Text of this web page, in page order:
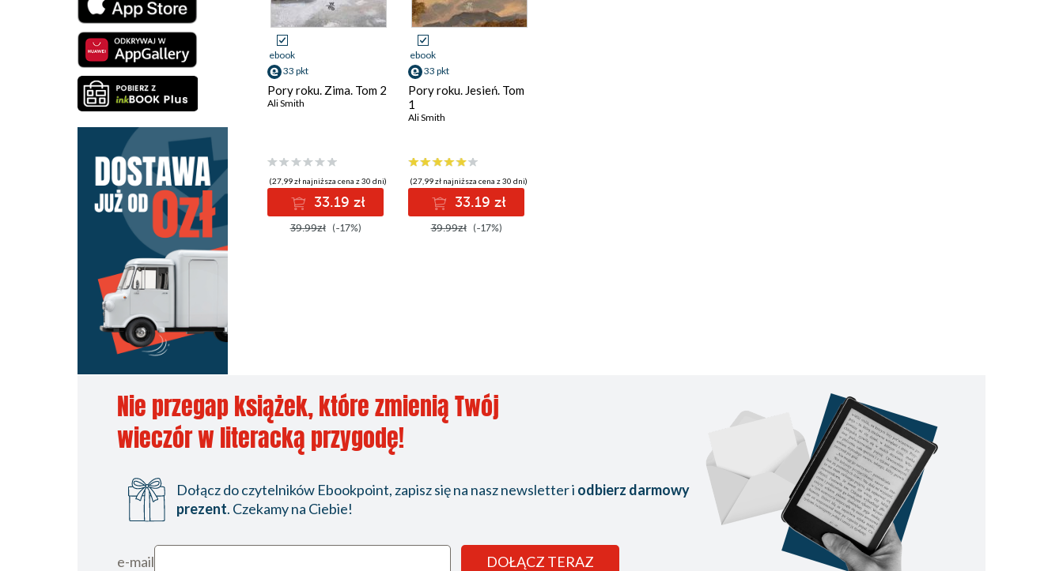
ebook
33 pkt
Pory roku. Zima. Tom 2
Ali Smith
(27,99 zł najniższa cena z 30 dni)
33.19 zł
39.99zł (-17%)
ebook
33 pkt
Pory roku. Jesień. Tom
1
Ali Smith
(27,99 zł najniższa cena z 30 dni)
33.19 zł
39.99zł (-17%)
Nie przegap książek, które zmienią Twój
wieczór w literacką przygodę!
Dołącz do czytelników Ebookpoint, zapisz się na nasz newsletter i odbierz darmowy
prezent. Czekamy na Ciebie!
e-mail DOŁĄCZ TERAZ